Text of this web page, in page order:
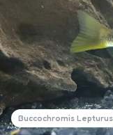
Buccochromis Lepturus